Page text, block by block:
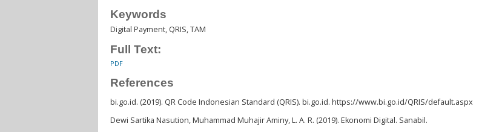
Keywords
Digital Payment, QRIS, TAM
Full Text:
PDF
References
bi.go.id. (2019). QR Code Indonesian Standard (QRIS). bi.go.id. https://www.bi.go.id/QRIS/default.aspx
Dewi Sartika Nasution, Muhammad Muhajir Aminy, L. A. R. (2019). Ekonomi Digital. Sanabil.